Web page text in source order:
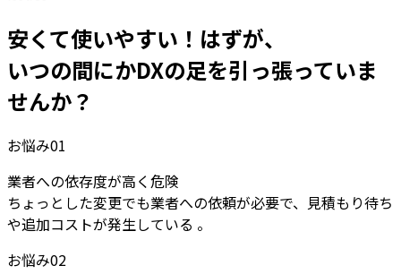
安くて使いやすい！はずが、
いつの間にかDXの足を引っ張っていま
せんか？
お悩み01
業者への依存度が高く危険
ちょっとした変更でも業者への依頼が必要で、見積もり待ち
や追加コストが発生している 。
お悩み02